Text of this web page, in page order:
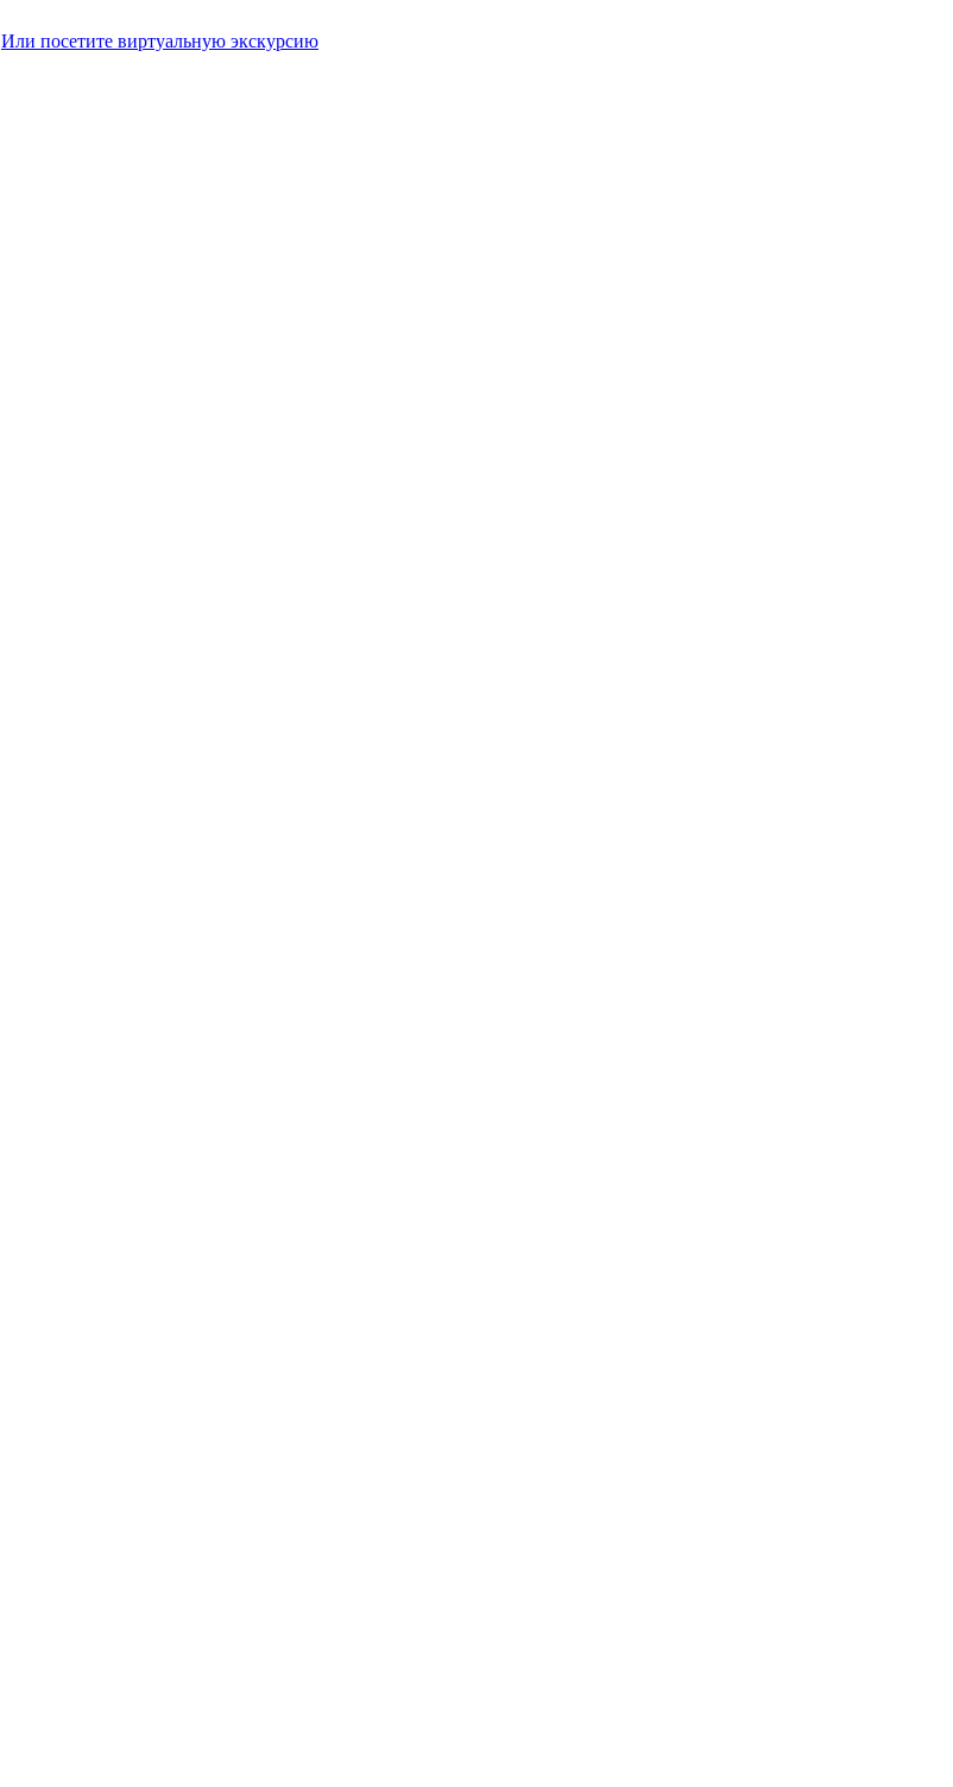
Или посетите виртуальную экскурсию